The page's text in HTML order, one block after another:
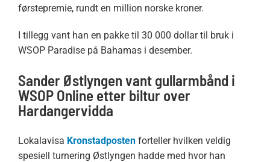
førstepremie, rundt en million norske kroner.
I tillegg vant han en pakke til 30 000 dollar til bruk i
WSOP Paradise på Bahamas i desember.
Sander Østlyngen vant gullarmbånd i
WSOP Online etter biltur over
Hardangervidda
Lokalavisa Kronstadpostenforteller hvilken veldig
spesiell turnering Østlyngen hadde med hvor han